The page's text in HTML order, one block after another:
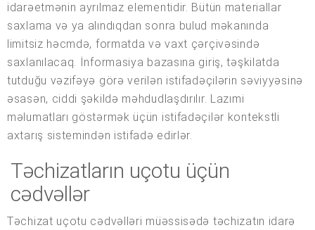
idarəetmənin ayrılmaz elementidir. Bütün materiallar
saxlama və ya alındıqdan sonra bulud məkanında
limitsiz həcmdə, formatda və vaxt çərçivəsində
saxlanılacaq. İnformasiya bazasına giriş, təşkilatda
tutduğu vəzifəyə görə verilən istifadəçilərin səviyyəsinə
əsasən, ciddi şəkildə məhdudlaşdırılır. Lazımi
məlumatları göstərmək üçün istifadəçilər kontekstli
axtarış sistemindən istifadə edirlər.
Təchizatların uçotu üçün
cədvəllər
Təchizat uçotu cədvəlləri müəssisədə təchizatın idarə